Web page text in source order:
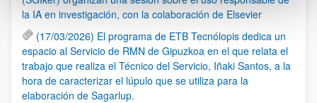
la IA en investigación, con la colaboración de Elsevier
(17/03/2026) El programa de ETB Tecnólopis dedica un
espacio al Servicio de RMN de Gipuzkoa en el que relata el
trabajo que realiza el Técnico del Servicio, Iñaki Santos, a la
hora de caracterizar el lúpulo que se utiliza para la
elaboración de Sagarlup.